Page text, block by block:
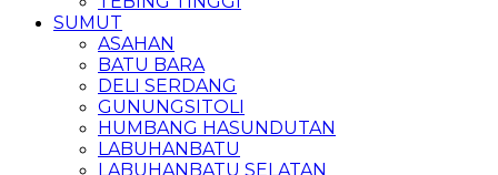
SUMUT
ASAHAN
BATU BARA
DELI SERDANG
GUNUNGSITOLI
HUMBANG HASUNDUTAN
LABUHANBATU
LABUHANBATU SELATAN